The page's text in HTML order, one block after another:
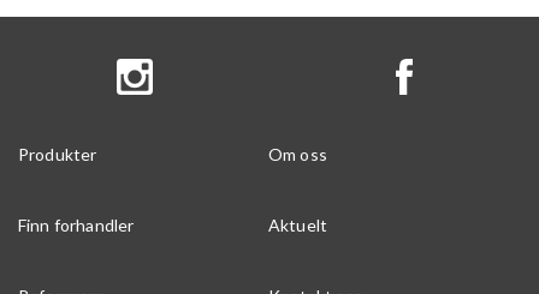
Produkter Om oss
Finn forhandler Aktuelt